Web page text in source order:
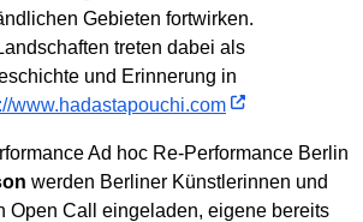
Gebieten fortwirken.
treten dabei als
und Erinnerung in
www.hadastapouchi.com
Ad hoc Re-Performance Berlin
werden Berliner Künstlerinnen und
Open Call eingeladen, eigene bereits